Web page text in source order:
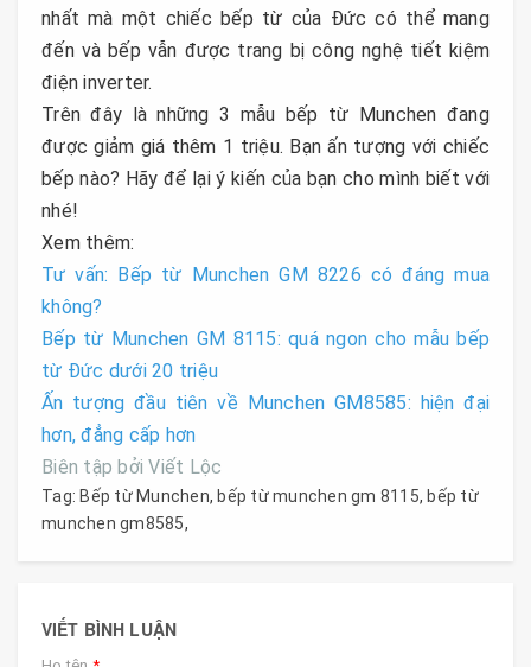
nhất mà một chiếc bếp từ của Đức có thể mang
đến và bếp vẫn được trang bị công nghệ tiết kiệm
điện inverter.
Trên đây là những 3 mẫu bếp từ Munchen đang
được giảm giá thêm 1 triệu. Bạn ấn tượng với chiếc
bếp nào? Hãy để lại ý kiến của bạn cho mình biết với
nhé!
Xem thêm:
Tư vấn: Bếp từ Munchen GM 8226 có đáng mua
không?
Bếp từ Munchen GM 8115: quá ngon cho mẫu bếp
từ Đức dưới 20 triệu
Ấn tượng đầu tiên về Munchen GM8585: hiện đại
hơn, đẳng cấp hơn
Biên tập bởi Viết Lộc
Tag: Bếp từ Munchen, bếp từ munchen gm 8115, bếp từ
munchen gm8585,
VIẾT BÌNH LUẬN